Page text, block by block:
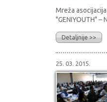
Mreža
"GENIYOUTH"
Detaljnije >>
25. 03. 2015.